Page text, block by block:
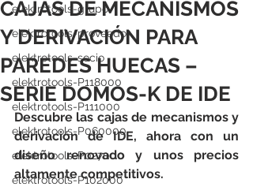
elektrotools-grupo
elektrotools-proveedor
elektrotools-socio
elektrotools-P118000
elektrotools-P111000
elektrotools-P060000
elektrotools-P027000
elektrotools-P102000
CAJAS DE MECANISMOS
Y DERIVACIÓN PARA
PAREDES HUECAS –
SERIE DOMOS-K DE IDE
Descubre las cajas de mecanismos y
derivación de IDE, ahora con un
diseño renovado y unos precios
altamente competitivos.